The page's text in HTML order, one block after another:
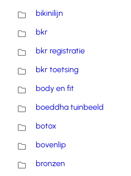
bikinilijn
bkr
bkr registratie
bkr toetsing
body en fit
boeddha tuinbeeld
botox
bovenlip
bronzen